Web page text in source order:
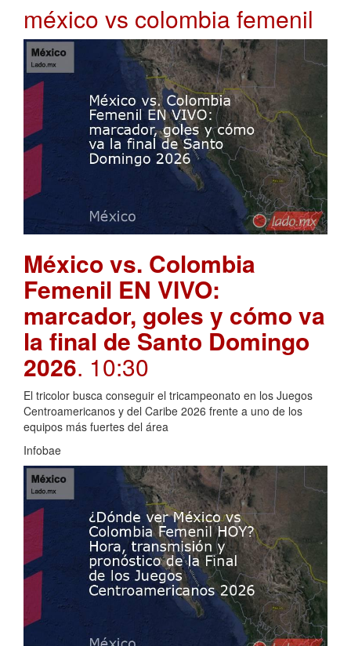
méxico vs colombia femenil
México vs. Colombia
Femenil EN VIVO:
marcador, goles y cómo va
la final de Santo Domingo
2026. 10:30
El tricolor busca conseguir el tricampeonato en los Juegos
Centroamericanos y del Caribe 2026 frente a uno de los
equipos más fuertes del área
Infobae